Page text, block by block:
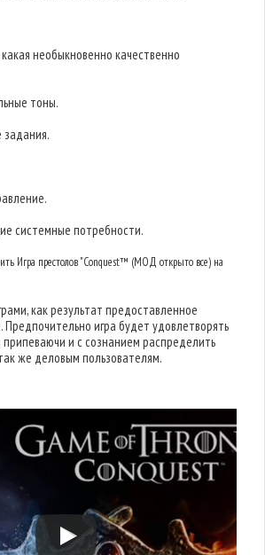
необыкновенно качественно
тоны.
задания.
системные потребности.
Игра престолов "Conquest™ (МОД открыто все) на
как результат предоставленное
игра будет удовлетворять
припеваючи и с сознанием распределить
же деловым пользователям.